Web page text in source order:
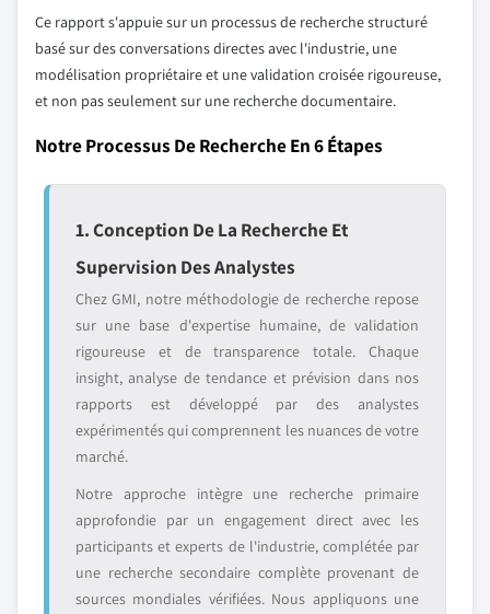
Ce rapport s'appuie sur un processus de recherche structuré
basé sur des conversations directes avec l'industrie, une
modélisation propriétaire et une validation croisée rigoureuse,
et non pas seulement sur une recherche documentaire.
Notre Processus De Recherche En 6 Étapes
1. Conception De La Recherche Et
Supervision Des Analystes
Chez GMI, notre méthodologie de recherche repose
sur une base d'expertise humaine, de validation
rigoureuse et de transparence totale. Chaque
insight, analyse de tendance et prévision dans nos
rapports est développé par des analystes
expérimentés qui comprennent les nuances de votre
marché.
Notre approche intègre une recherche primaire
approfondie par un engagement direct avec les
participants et experts de l'industrie, complétée par
une recherche secondaire complète provenant de
sources mondiales vérifiées. Nous appliquons une